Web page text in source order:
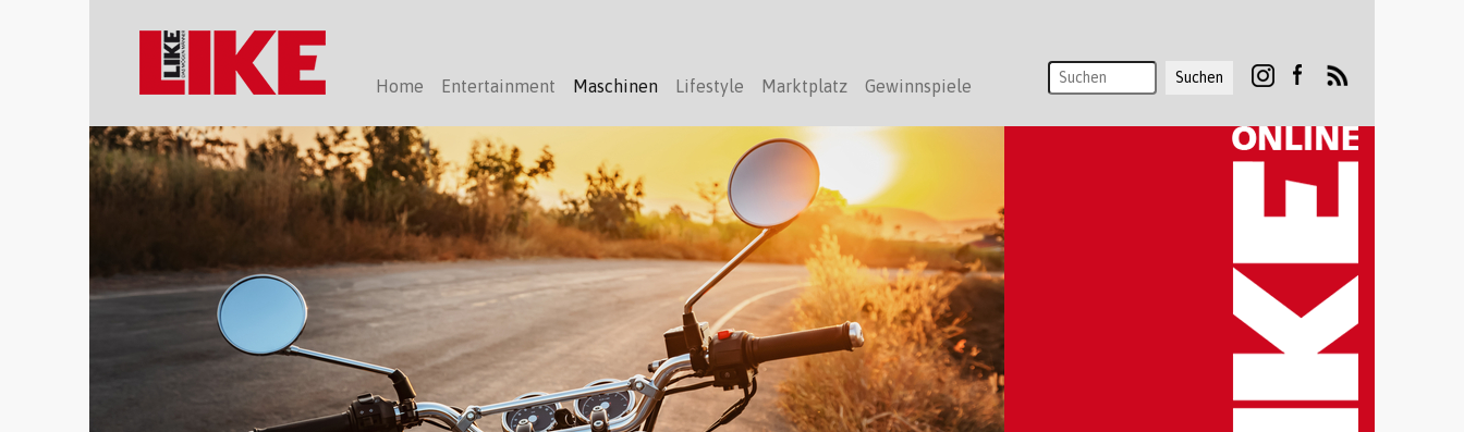
Home Entertainment Maschinen Lifestyle Marktplatz Gewinnspiele